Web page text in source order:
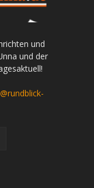
und
und der